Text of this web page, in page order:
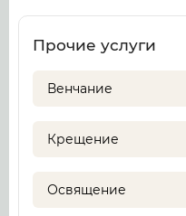
Прочие услуги
Венчание
Крещение
Освящение